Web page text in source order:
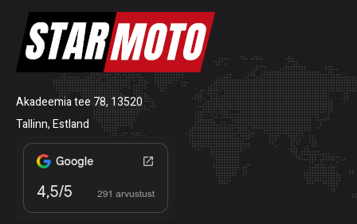
Akadeemia tee 78, 13520
Tallinn, Estland